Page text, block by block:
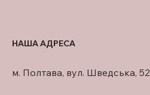
м. Полтава, вул. Шведська, 52
НАША АДРЕСА